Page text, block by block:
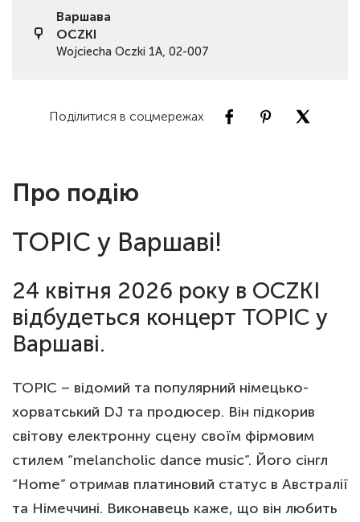
Варшава
OCZKI
Wojciecha Oczki 1A, 02-007
Поділитися в соцмережах
Про подію
TOPIC у Варшаві!
24 квітня 2026 року в OCZKI
відбудеться концерт TOPIC у
Варшаві.
TOPIC – відомий та популярний німецько-
хорватський DJ та продюсер. Він підкорив
світову електронну сцену своїм фірмовим
стилем “melancholic dance music”. Його сінгл
“Home” отримав платиновий статус в Австралії
та Німеччині. Виконавець каже, що він любить